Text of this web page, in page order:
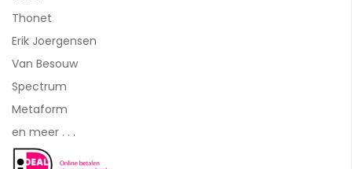
Thonet
Erik Joergensen
Van Besouw
Spectrum
Metaform
en meer . . .